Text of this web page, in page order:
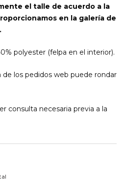
el talle de acuerdo a la
en la galería de
polyester (felpa en el interior).
de los pedidos web puede rondar
consulta necesaria previa a la